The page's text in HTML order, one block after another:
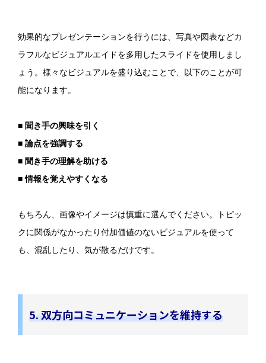
効果的なプレゼンテーションを行うには、写真や図表などカ
ラフルなビジュアルエイドを多用したスライドを使用しまし
ょう。様々なビジュアルを盛り込むことで、以下のことが可
能になります。
■ 聞き手の興味を引く
■ 論点を強調する
■ 聞き手の理解を助ける
■ 情報を覚えやすくなる
もちろん、画像やイメージは慎重に選んでください。トピッ
クに関係がなかったり付加価値のないビジュアルを使って
も、混乱したり、気が散るだけです。
5. 双方向コミュニケーションを維持する